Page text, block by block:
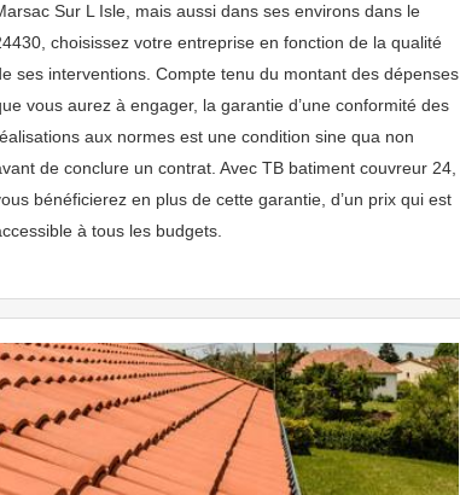
Sur L Isle, mais aussi dans ses environs dans le
choisissez votre entreprise en fonction de la qualité
ses interventions. Compte tenu du montant des dépenses
vous aurez à engager, la garantie d’une conformité des
aux normes est une condition sine qua non
de conclure un contrat. Avec TB batiment couvreur 24,
bénéficierez en plus de cette garantie, d’un prix qui est
à tous les budgets.